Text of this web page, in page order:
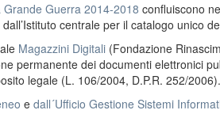
Guerra 2014-2018 confluiscono
centrale per il catalogo unico
Magazzini Digitali (Fondazione
permanente dei documenti elettronici
legale (L. 106/2004, D.P.R. 252/2006).
e dall´Ufficio Gestione Sistemi